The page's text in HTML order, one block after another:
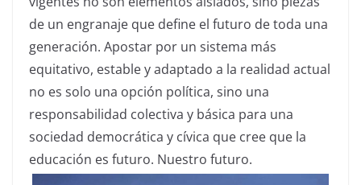
de un engranaje que define el futuro de toda una
generación. Apostar por un sistema más
equitativo, estable y adaptado a la realidad actual
no es solo una opción política, sino una
responsabilidad colectiva y básica para una
sociedad democrática y cívica que cree que la
educación es futuro. Nuestro futuro.